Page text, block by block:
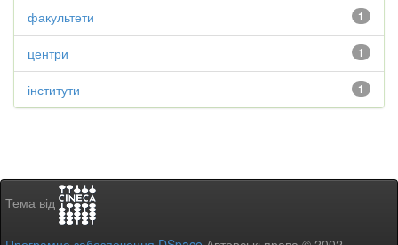
1
факультети
1
центри
1
інститути
Тема від